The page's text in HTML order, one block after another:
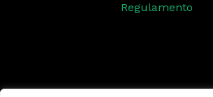
Regulamento